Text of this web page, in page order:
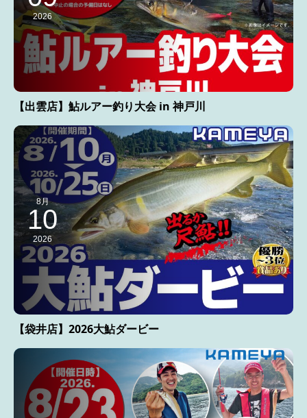
2026
【出雲店】鮎ルアー釣り大会 in 神戸川
8月
10
2026
【袋井店】2026大鮎ダービー